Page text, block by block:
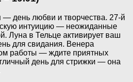
— день любви и творчества. 27-й
интуицию — неожиданные
Луна в Тельце активирует ваш
для свидания. Венера
работы — ждите приятных
день для стрижки — она